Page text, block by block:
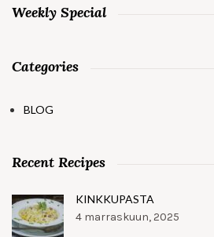
Weekly Special
Categories
BLOG
Recent Recipes
KINKKUPASTA
4 marraskuun, 2025